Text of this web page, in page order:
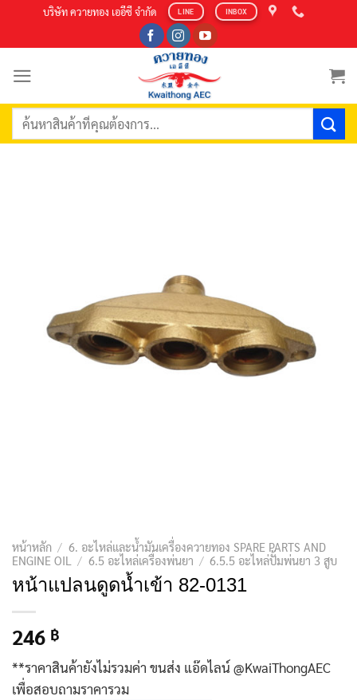
content
บริษัท ควายทอง เออีซี จำกัด LINE INBOX
ค้นหา:
หน้าหลัก / 6. อะไหล่และน้ำมันเครื่องควายทอง SPARE PARTS AND
ENGINE OIL
/ 6.5 อะไหล่เครื่องพ่นยา / 6.5.5 อะไหล่ปั้มพ่นยา 3 สูบ
หน้าแปลนดูดน้ำเข้า 82-0131
246 ฿
**ราคาสินค้ายังไม่รวมค่า ขนส่ง แอ๊ดไลน์ @KwaiThongAEC
เพื่อสอบถามราคารวม